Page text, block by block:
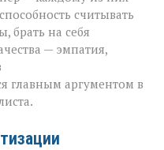
считывать
брать на себя
— эмпатия,
главным аргументом в